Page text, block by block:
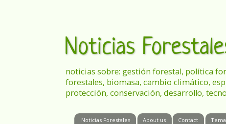
Noticias
noticias sobre: gestión forestal, política
forestales, biomasa, cambio climático,
protección, conservación, desarrollo,
Noticias Forestales About us Contact